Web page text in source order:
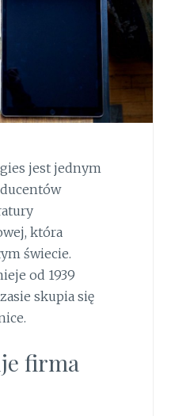
jest jednym
która
świecie.
od 1939
skupia się
firma